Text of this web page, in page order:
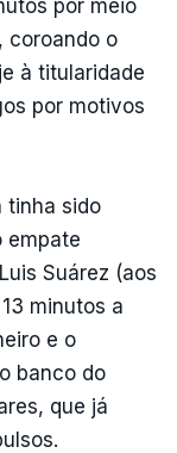
por meio
coroando o
à titularidade
por motivos
tinha sido
empate
Suárez (aos
minutos a
e o
banco do
que já